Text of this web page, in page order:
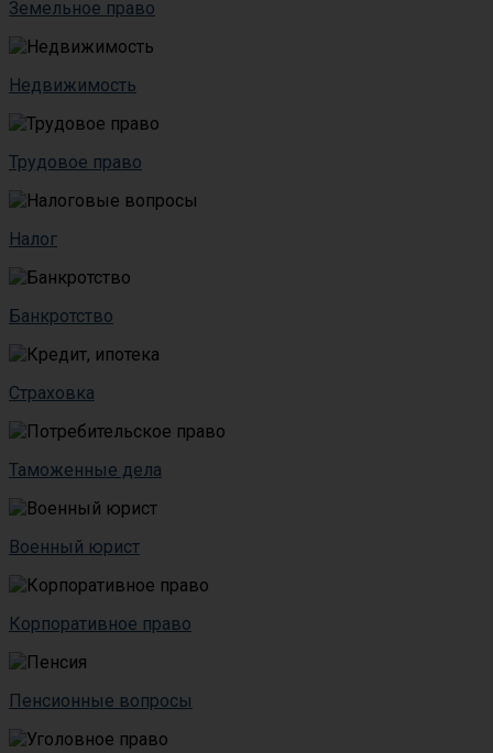
Земельное право
Недвижимость
Трудовое право
Налог
Банкротство
Страховка
Таможенные дела
Военный юрист
Корпоративное право
Пенсионные вопросы